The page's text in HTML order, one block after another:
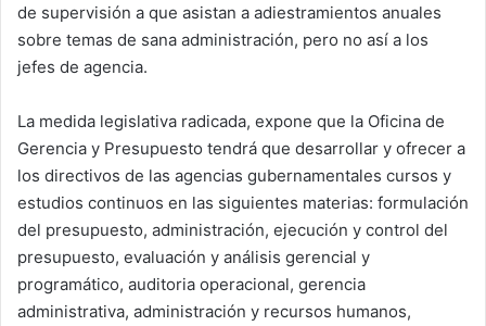
de supervisión a que asistan a adiestramientos anuales
sobre temas de sana administración, pero no así a los
jefes de agencia.
La medida legislativa radicada, expone que la Oficina de
Gerencia y Presupuesto tendrá que desarrollar y ofrecer a
los directivos de las agencias gubernamentales cursos y
estudios continuos en las siguientes materias: formulación
del presupuesto, administración, ejecución y control del
presupuesto, evaluación y análisis gerencial y
programático, auditoria operacional, gerencia
administrativa, administración y recursos humanos,